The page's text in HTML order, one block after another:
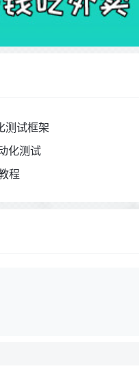
测试框架
化测试
程